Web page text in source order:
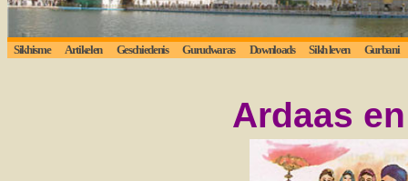
Sikhisme Artikelen Geschiedenis Gurudwaras Downloads Sikh leven Gurbani
Ardaas